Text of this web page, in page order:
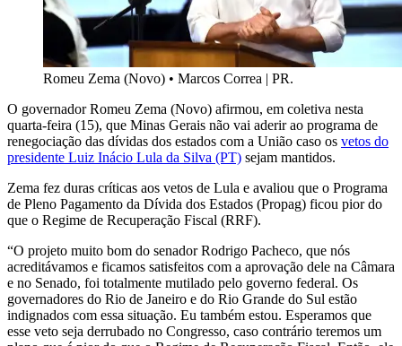
Romeu Zema (Novo) • Marcos Correa | PR.
O governador Romeu Zema (Novo) afirmou, em coletiva nesta
quarta-feira (15), que Minas Gerais não vai aderir ao programa de
renegociação das dívidas dos estados com a União caso os vetos do
presidente Luiz Inácio Lula da Silva (PT) sejam mantidos.
Zema fez duras críticas aos vetos de Lula e avaliou que o Programa
de Pleno Pagamento da Dívida dos Estados (Propag) ficou pior do
que o Regime de Recuperação Fiscal (RRF).
“O projeto muito bom do senador Rodrigo Pacheco, que nós
acreditávamos e ficamos satisfeitos com a aprovação dele na Câmara
e no Senado, foi totalmente mutilado pelo governo federal. Os
governadores do Rio de Janeiro e do Rio Grande do Sul estão
indignados com essa situação. Eu também estou. Esperamos que
esse veto seja derrubado no Congresso, caso contrário teremos um